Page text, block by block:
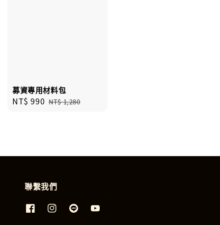
募資專用材料包
Sale
NT$ 990 Regular
NT$ 1,280
聯繫我們